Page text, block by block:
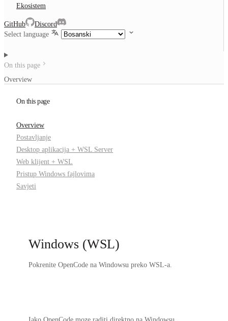
Ekosistem
GitHub
Discord
Select language
On this page
Overview
On this page
Overview
Postavljanje
Desktop aplikacija + WSL Server
Web klijent + WSL
Pristup Windows fajlovima
Savjeti
Windows (WSL)
Pokrenite OpenCode na Windowsu preko WSL-a.